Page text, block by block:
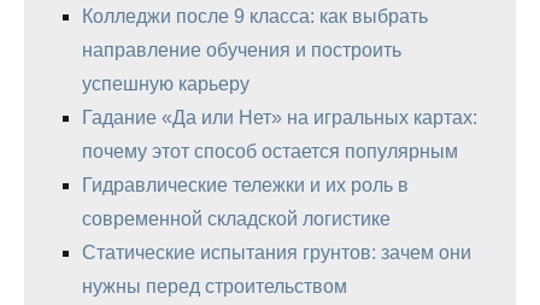
Колледжи после 9 класса: как выбрать
направление обучения и построить
успешную карьеру
Гадание «Да или Нет» на игральных картах:
почему этот способ остается популярным
Гидравлические тележки и их роль в
современной складской логистике
Статические испытания грунтов: зачем они
нужны перед строительством